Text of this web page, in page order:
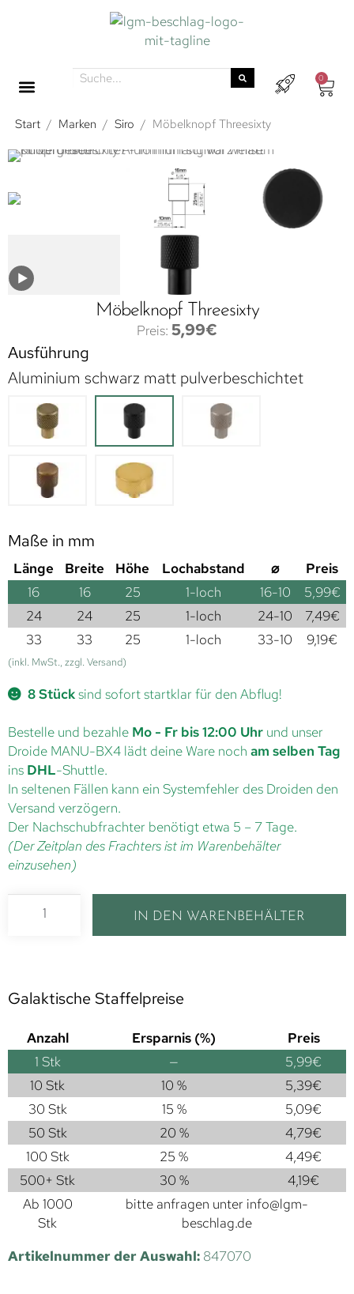
0
Start / Marken / Siro / Möbelknopf Threesixty
Möbelknopf Threesixty
5,99€
Ausführung
Aluminium schwarz matt pulverbeschichtet
Maße in mm
Länge Breite Höhe Lochabstand ⌀
Preis
16
16 25 1-loch 16-10 5,99€
24
24 25 1-loch 24-10 7,49€
33
33 25 1-loch 33-10 9,19€
(inkl. MwSt., zzgl. Versand)
8 Stücksind sofort startklar für den Abflug!
Bestelle und bezahle Mo - Fr bis 12:00 Uhr und unser
Droide MANU-BX4 lädt deine Ware noch am selben Tag
ins DHL-Shuttle.
In seltenen Fällen kann ein Systemfehler des Droiden den
Versand verzögern.
Der Nachschubfrachter benötigt etwa 5 – 7 Tage.
(Der Zeitplan des Frachters ist im Warenbehälter
einzusehen)
IN DEN WARENBEHÄLTER
Galaktische Staffelpreise
Anzahl Ersparnis (%)
Preis
1 Stk — 5,99€
10 Stk
10 % 5,39€
30 Stk
15 % 5,09€
50 Stk
20 % 4,79€
100 Stk
25 % 4,49€
500+ Stk
30 % 4,19€
Ab 1000
Stk
bitte anfragen unter info@lgm-
beschlag.de
Artikelnummer der Auswahl: 847070